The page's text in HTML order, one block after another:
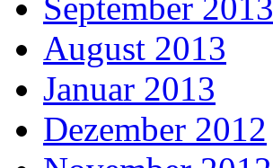
September 2013
August 2013
Januar 2013
Dezember 2012